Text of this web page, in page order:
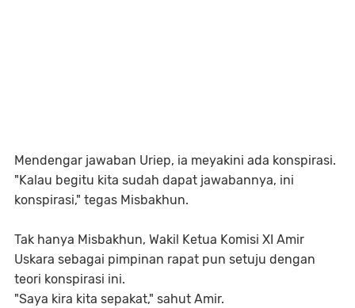
Mendengar jawaban Uriep, ia meyakini ada konspirasi.
"Kalau begitu kita sudah dapat jawabannya, ini
konspirasi," tegas Misbakhun.
Tak hanya Misbakhun, Wakil Ketua Komisi XI Amir
Uskara sebagai pimpinan rapat pun setuju dengan
teori konspirasi ini.
"Saya kira kita sepakat," sahut Amir.